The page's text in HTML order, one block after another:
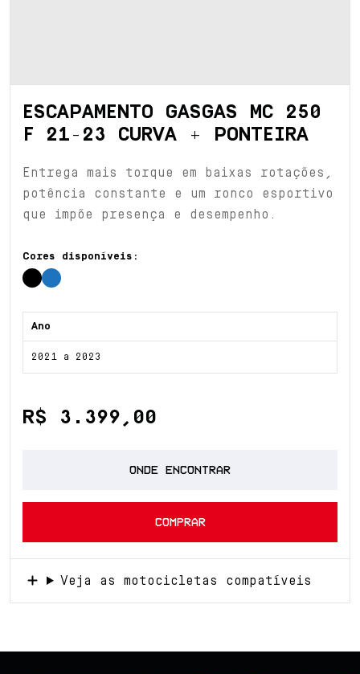
ESCAPAMENTO GASGAS MC 250
F 21-23 CURVA + PONTEIRA
Entrega mais torque em baixas rotações,
potência constante e um ronco esportivo
que impõe presença e desempenho.
Cores disponíveis:
Ano
2021 a 2023
R$ 3.399,00
ONDE ENCONTRAR
COMPRAR
Veja as motocicletas compatíveis